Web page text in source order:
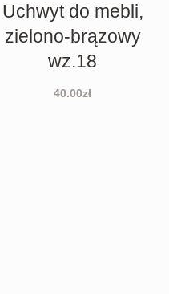
Uchwyt do mebli,
zielono-brązowy
wz.18
40.00zł